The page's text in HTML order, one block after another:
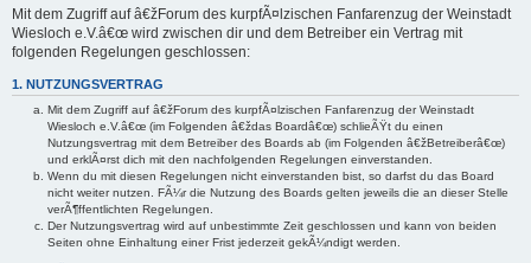
Mit dem Zugriff auf â€žForum des kurpfÃ¤lzischen Fanfarenzug der Weinstadt
Wiesloch e.V.â€œ wird zwischen dir und dem Betreiber ein Vertrag mit
folgenden Regelungen geschlossen:
1. NUTZUNGSVERTRAG
Mit dem Zugriff auf â€žForum des kurpfÃ¤lzischen Fanfarenzug der Weinstadt
Wiesloch e.V.â€œ (im Folgenden â€ždas Boardâ€œ) schlieÃŸt du einen
Nutzungsvertrag mit dem Betreiber des Boards ab (im Folgenden â€žBetreiberâ€œ)
und erklÃ¤rst dich mit den nachfolgenden Regelungen einverstanden.
Wenn du mit diesen Regelungen nicht einverstanden bist, so darfst du das Board
nicht weiter nutzen. FÃ¼r die Nutzung des Boards gelten jeweils die an dieser Stelle
verÃ¶ffentlichten Regelungen.
Der Nutzungsvertrag wird auf unbestimmte Zeit geschlossen und kann von beiden
Seiten ohne Einhaltung einer Frist jederzeit gekÃ¼ndigt werden.